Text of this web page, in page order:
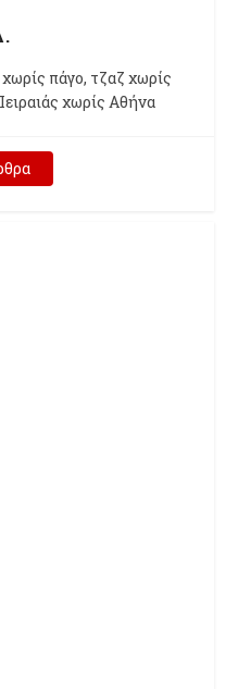
πάγο, τζαζ χωρίς
χωρίς Αθήνα